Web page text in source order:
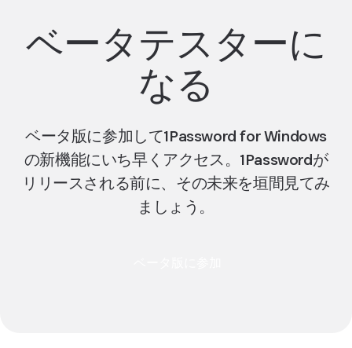
ベータテスターに
なる
ベータ版に参加して1Password for Windows
の新機能にいち早くアクセス。1Passwordが
リリースされる前に、その未来を垣間見てみ
ましょう。